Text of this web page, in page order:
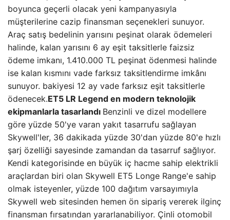
boyunca geçerli olacak yeni kampanyasıyla
müşterilerine cazip finansman seçenekleri sunuyor.
Araç satış bedelinin yarısını peşinat olarak ödemeleri
halinde, kalan yarısını 6 ay eşit taksitlerle faizsiz
ödeme imkanı, 1.410.000 TL peşinat ödenmesi halinde
ise kalan kısmını vade farksız taksitlendirme imkânı
sunuyor. bakiyesi 12 ay vade farksız eşit taksitlerle
ödenecek.ET5 LR Legend en modern teknolojik
ekipmanlarla tasarlandı Benzinli ve dizel modellere
göre yüzde 50'ye varan yakıt tasarrufu sağlayan
Skywell'ler, 36 dakikada yüzde 30'dan yüzde 80'e hızlı
şarj özelliği sayesinde zamandan da tasarruf sağlıyor.
Kendi kategorisinde en büyük iç hacme sahip elektrikli
araçlardan biri olan Skywell ET5 Longe Range'e sahip
olmak isteyenler, yüzde 100 dağıtım varsayımıyla
Skywell web sitesinden hemen ön sipariş vererek ilginç
finansman fırsatından yararlanabiliyor. Çinli otomobil